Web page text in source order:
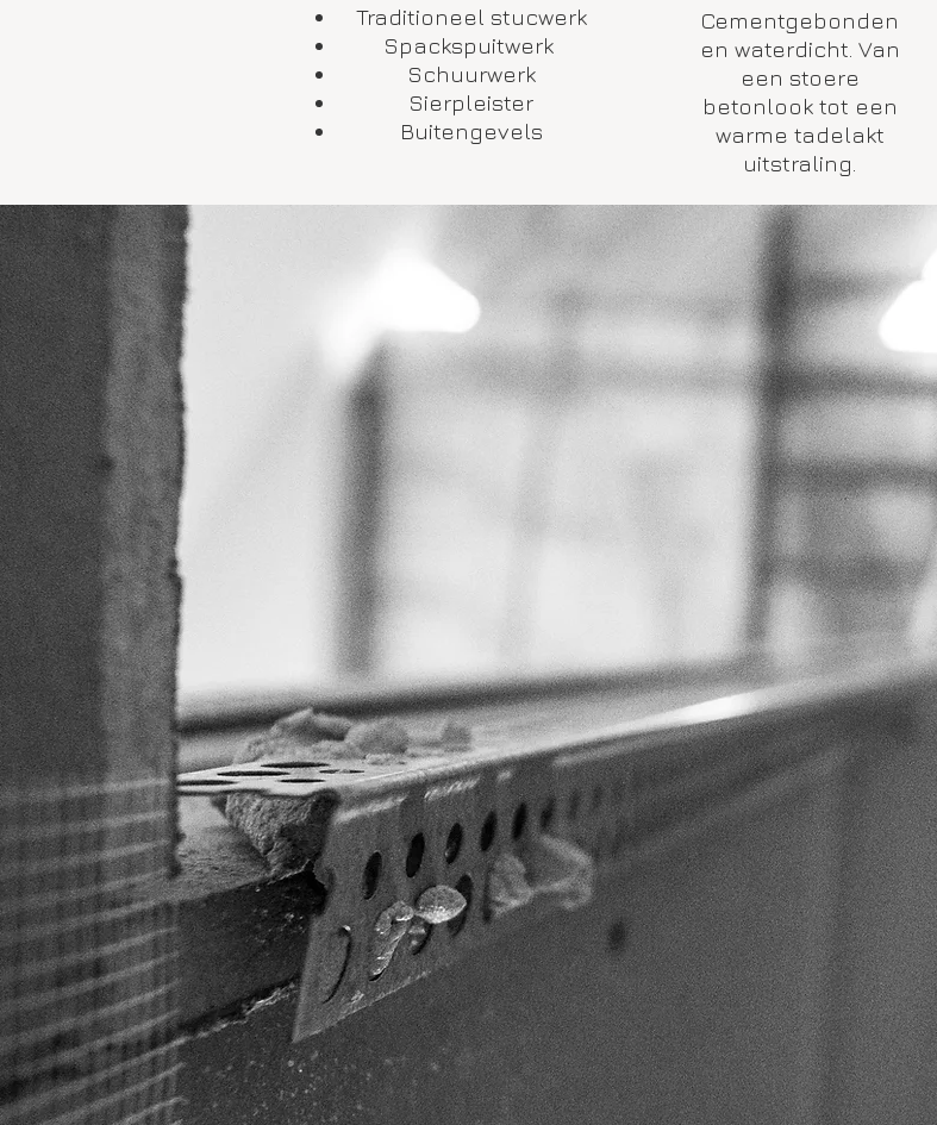
Traditioneel stucwerk
Spackspuitwerk
Schuurwerk
Sierpleister
Buitengevels
Cementgebonden
en waterdicht. Van
een stoere
betonlook tot een
warme tadelakt
uitstraling.